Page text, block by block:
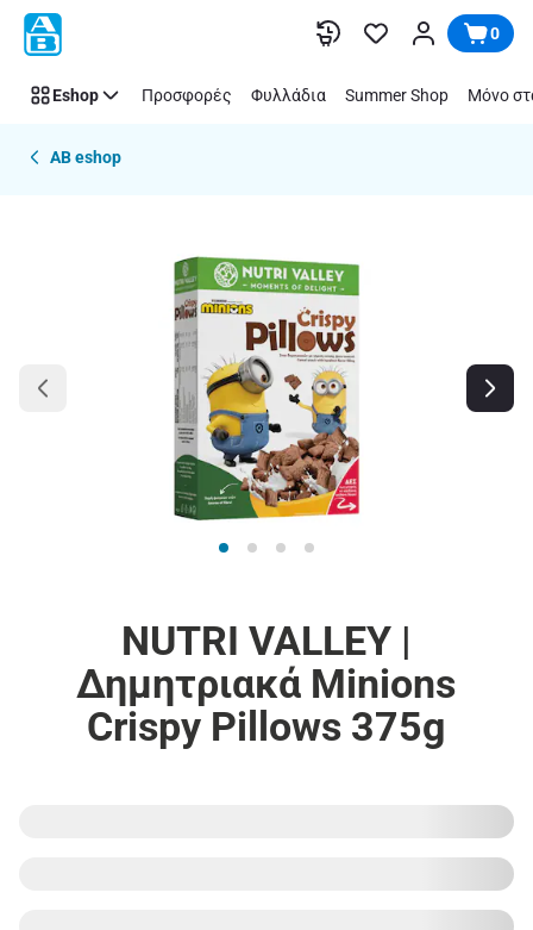
Παράλειψη 0
Eshop Προσφορές Φυλλάδια Summer Shop Μόνο
AB eshop
NUTRI VALLEY |
Δημητριακά Minions
Crispy Pillows 375g